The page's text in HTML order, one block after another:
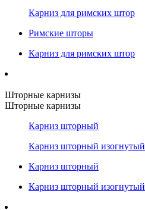
Карниз для римских штор
Римские шторы
Карниз для римских штор
Шторные карнизы
Шторные карнизы
Карниз шторный
Карниз шторный изогнутый
Карниз шторный
Карниз шторный изогнутый